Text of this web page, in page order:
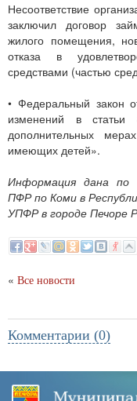
Несоответствие
заключил договор
жилого помещения,
отказа в
средствами (частью
• Федеральный
изменений в
дополнительных
имеющих детей».
Информация дана по
ПФР по Коми в
УПФР в городе Печоре
« Все новости
Комментарии (0)